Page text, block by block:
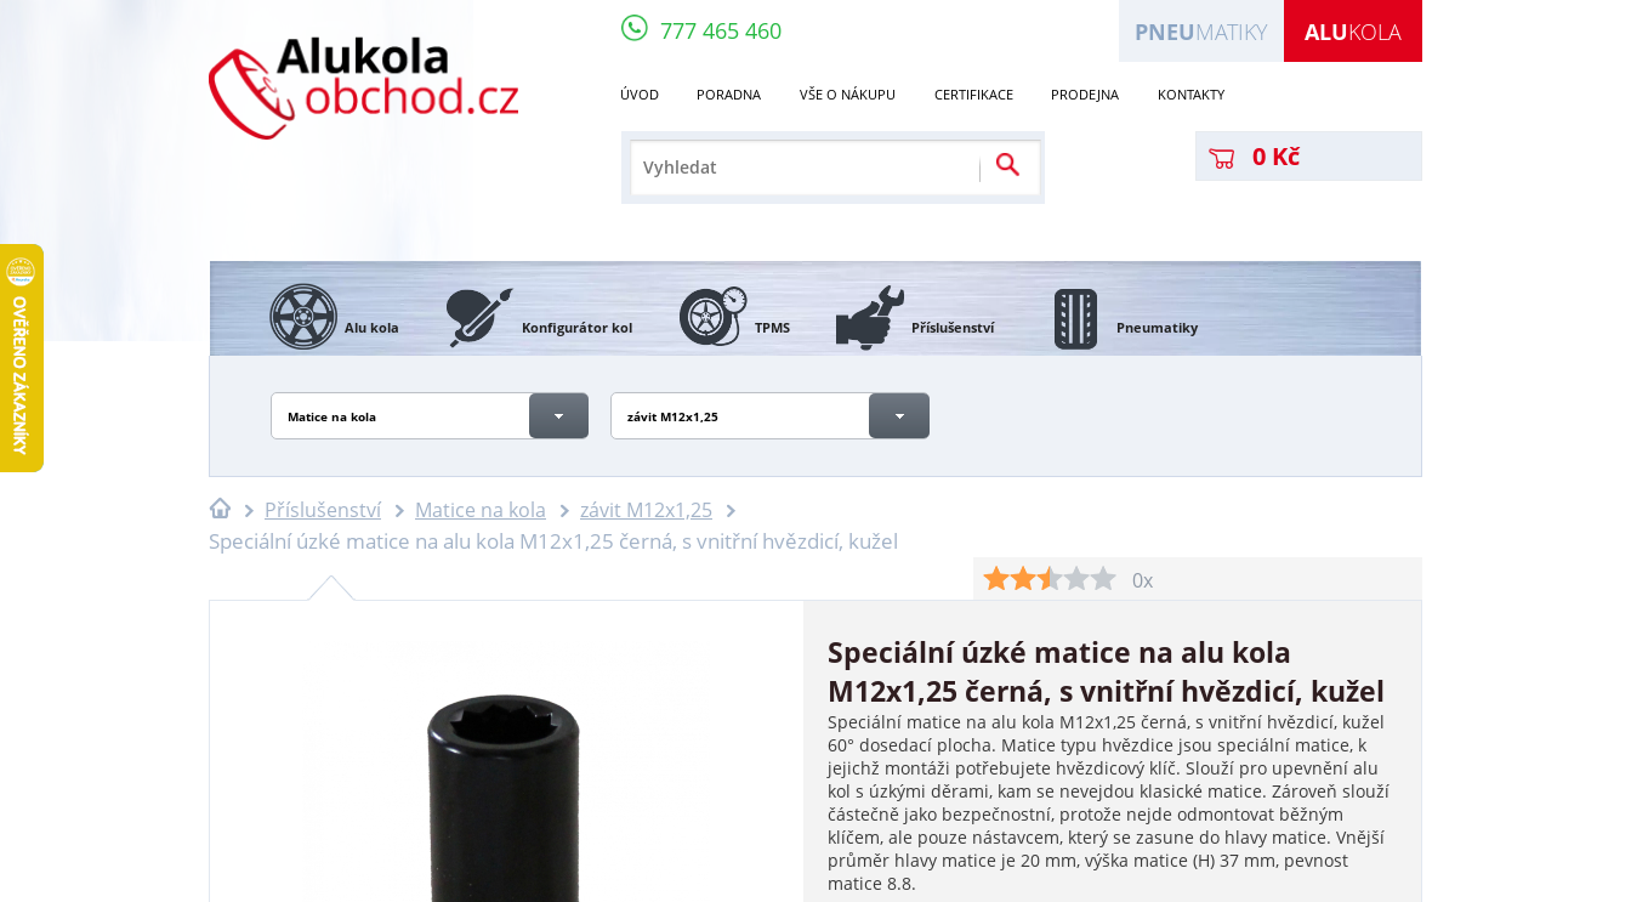
777 465 460 ALUKOLA
PNEUMATIKY
ÚVOD PORADNA VŠE O NÁKUPU CERTIFIKACE PRODEJNA KONTAKTY
0 Kč
Alu kola Konfigurátor kol TPMS Příslušenství Pneumatiky
Matice na kola závit M12x1,25
Příslušenství Matice na kola závit M12x1,25
Speciální úzké matice na alu kola M12x1,25 černá, s vnitřní hvězdicí, kužel
0x
Speciální úzké matice na alu kola
M12x1,25 černá, s vnitřní hvězdicí, kužel
Speciální matice na alu kola M12x1,25 černá, s vnitřní hvězdicí, kužel
60° dosedací plocha. Matice typu hvězdice jsou speciální matice, k
jejichž montáži potřebujete hvězdicový klíč. Slouží pro upevnění alu
kol s úzkými děrami, kam se nevejdou klasické matice. Zároveň slouží
částečně jako bezpečnostní, protože nejde odmontovat běžným
klíčem, ale pouze nástavcem, který se zasune do hlavy matice. Vnější
průměr hlavy matice je 20 mm, výška matice (H) 37 mm, pevnost
matice 8.8.